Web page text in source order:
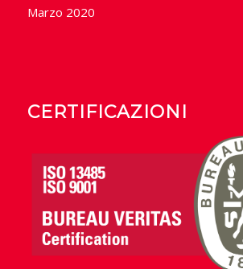
Marzo 2020
CERTIFICAZIONI